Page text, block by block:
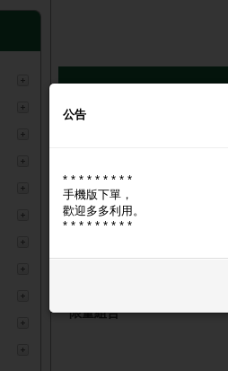
限量組合
公告
* * * * * * * * *
手機版下單，
歡迎多多利用。
* * * * * * * * *